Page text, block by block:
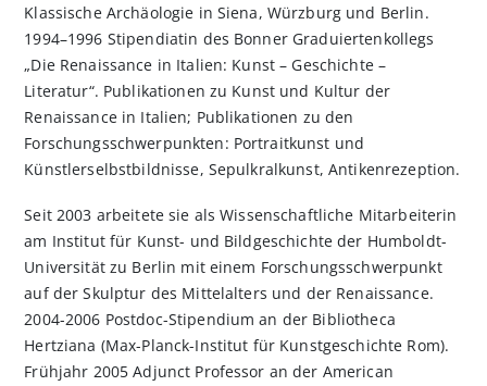
Klassische Archäologie in Siena, Würzburg und Berlin.
1994–1996 Stipendiatin des Bonner Graduiertenkollegs
„Die Renaissance in Italien: Kunst – Geschichte –
Literatur“. Publikationen zu Kunst und Kultur der
Renaissance in Italien; Publikationen zu den
Forschungsschwerpunkten: Portraitkunst und
Künstlerselbstbildnisse, Sepulkralkunst, Antikenrezeption.
Seit 2003 arbeitete sie als Wissenschaftliche Mitarbeiterin
am Institut für Kunst- und Bildgeschichte der Humboldt-
Universität zu Berlin mit einem Forschungsschwerpunkt
auf der Skulptur des Mittelalters und der Renaissance.
2004-2006 Postdoc-Stipendium an der Bibliotheca
Hertziana (Max-Planck-Institut für Kunstgeschichte Rom).
Frühjahr 2005 Adjunct Professor an der American